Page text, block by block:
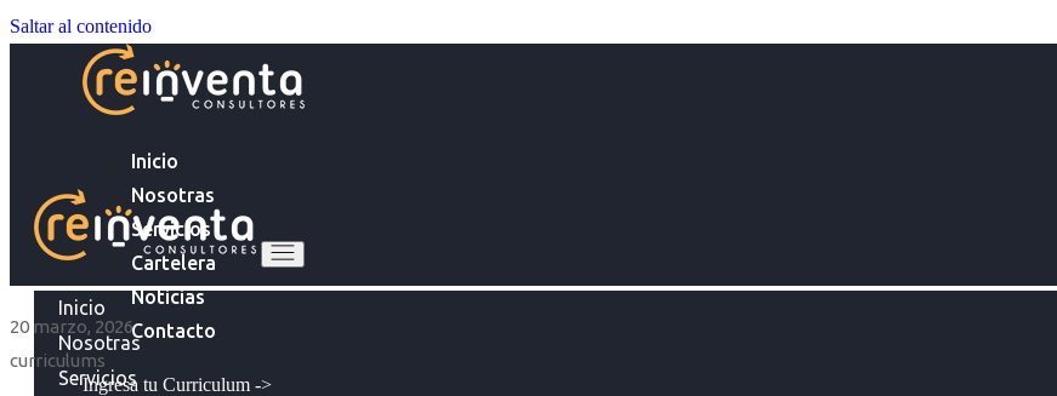
Saltar al contenido
Inicio
Nosotras
Servicios
Cartelera
Noticias
Contacto
Ingresa tu Curriculum ->
Inicio
Nosotras
Servicios
20 marzo, 2026
curriculums